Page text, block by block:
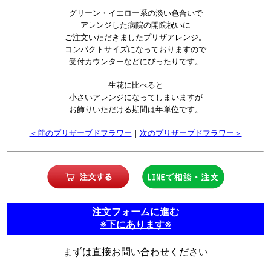
グリーン・イエロー系の淡い色合いで
アレンジした病院の開院祝いに
ご注文いただきましたプリザアレンジ。
コンパクトサイズになっておりますので
受付カウンターなどにぴったりです。
生花に比べると
小さいアレンジになってしまいますが
お飾りいただける期間は年単位です。
＜前のプリザーブドフラワー ｜ 次のプリザーブドフラワー＞
注文フォームに進む
※下にあります※
まずは直接お問い合わせください